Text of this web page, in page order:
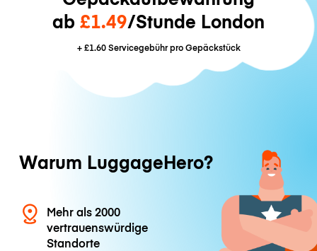
ab £1.49/Stunde London
+£1.60Servicegebühr pro Gepäckstück
Warum LuggageHero?
Mehr als 2000
vertrauenswürdige
Standorte